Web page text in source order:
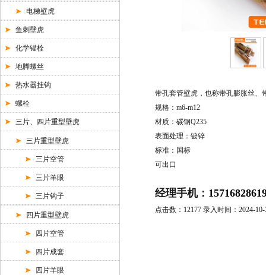
电梯壁虎
鱼刺壁虎
化学锚栓
地脚螺丝
热水器挂钩
螺栓
三片、四片重型壁虎
三片重型壁虎
三片空管
三片羊眼
三片钩子
四片重型壁虎
四片空管
四片成套
四片羊眼
带孔套管壁虎，也称带孔膨胀丝、
规格：m6-m12
材质：碳钢Q235
表面处理：镀锌
标准：国标
可出口
经理手机：
点击数：12177 录入时间：2024-10-